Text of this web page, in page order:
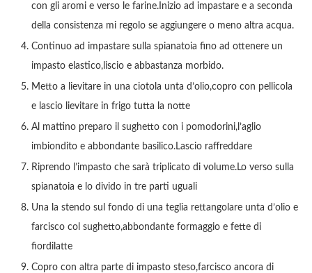
con gli aromi e verso le farine.Inizio ad impastare e a seconda
della consistenza mi regolo se aggiungere o meno altra acqua.
Continuo ad impastare sulla spianatoia fino ad ottenere un
impasto elastico,liscio e abbastanza morbido.
Metto a lievitare in una ciotola unta d’olio,copro con pellicola
e lascio lievitare in frigo tutta la notte
Al mattino preparo il sughetto con i pomodorini,l’aglio
imbiondito e abbondante basilico.Lascio raffreddare
Riprendo l’impasto che sarà triplicato di volume.Lo verso sulla
spianatoia e lo divido in tre parti uguali
Una la stendo sul fondo di una teglia rettangolare unta d’olio e
farcisco col sughetto,abbondante formaggio e fette di
fiordilatte
Copro con altra parte di impasto steso,farcisco ancora di